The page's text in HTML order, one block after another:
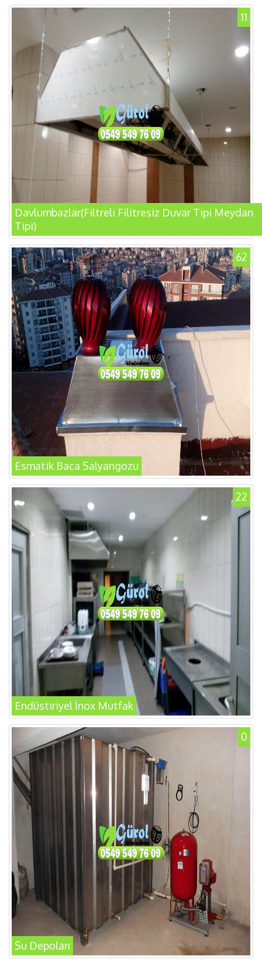
11
Davlumbazlar(Filtreli Filitresiz Duvar Tipi Meydan
Tipi)
62
Esmatik Baca Salyangozu
22
Endüstiriyel İnox Mutfak
0
Su Depoları